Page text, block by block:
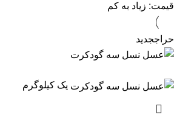
قیمت: زیاد به کم
حراججدید
یک کیلوگرم